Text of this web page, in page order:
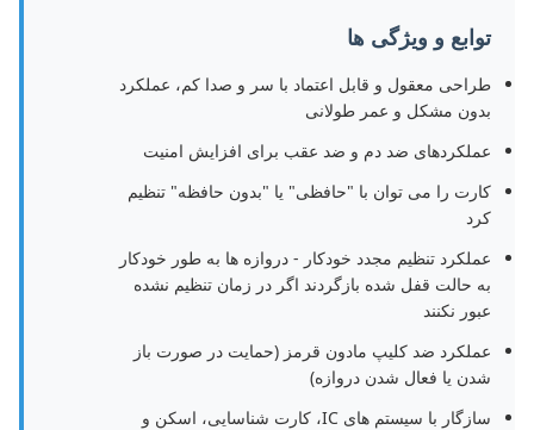
توابع و ویژگی ها
طراحی معقول و قابل اعتماد با سر و صدا کم، عملکرد
بدون مشکل و عمر طولانی
عملکردهای ضد دم و ضد عقب برای افزایش امنیت
کارت را می توان با "حافظی" یا "بدون حافظه" تنظیم
کرد
عملکرد تنظیم مجدد خودکار - دروازه ها به طور خودکار
به حالت قفل شده بازگردند اگر در زمان تنظیم نشده
عبور نکنند
عملکرد ضد کلیپ مادون قرمز (حمايت در صورت باز
شدن يا فعال شدن دروازه)
سازگار با سیستم های IC، کارت شناسایی، اسکن و